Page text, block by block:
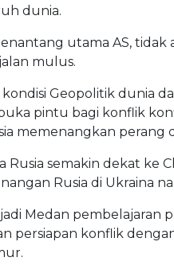
dunia.
utama AS,
mulus.
Geopolitik dunia
pintu bagi konflik
memenangkan perang
Rusia semakin dekat ke
Rusia di Ukraina
Medan pembelajaran
persiapan konflik